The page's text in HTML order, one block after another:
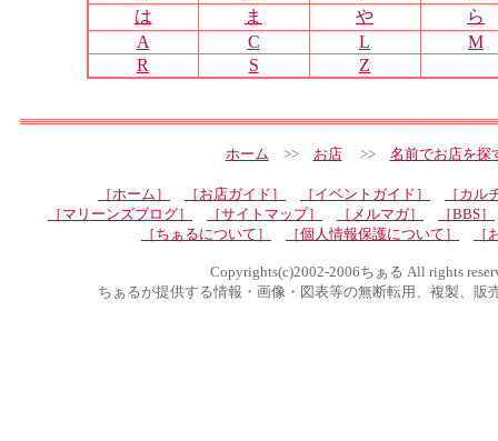
は
ま や
ら
A
C L
M
R
S Z
ホーム >> お店>> 名前でお店を探
［ホーム］ ［お店ガイド］ ［イベントガイド］
［カル
［マリーンズブログ］
［サイトマップ］ ［メルマガ］
［BBS］
［ちぁるについて］
［個人情報保護について］ ［
Copyrights(c)2002-2006ちぁる All rights
ちぁるが提供する情報・画像・図表等の無断転用、複製、販